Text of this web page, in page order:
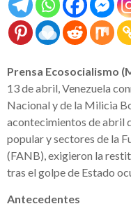
Prensa Ecosocialismo
13 de abril, Venezuela
Nacional y de la Milicia
acontecimientos de abril
popular y sectores de la
(FANB), exigieron la
tras el golpe de Estado
Antecedentes